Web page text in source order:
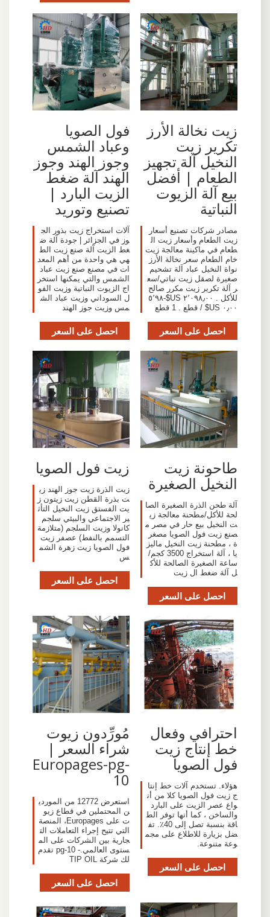
زيت نخالة الأرز
تكرير زيت
النخيل آلة تجهيز
الطعام | أفضل
بيع آلة الزيوت
النباتية
مصادر شركات تصنيع أسعار
زيت الطعام وأسعار زيت ال
طعام في ماكينة معالجة زيت
خام الطعام سعر نخالة الأرز
نواة النخيل عباد آلة تشحيم
صغيرة لصقل زيت نباتي/سع
ر آلة تكرير زيت مكرر صالح
للأكل . ٢٬٠٩٨٫٠٠ US$-٥٬٩٨
٠٫٠٠ US$ / قطع . 1 قطع
احصل على السعر
فول الصويا
وعباد الشمس
وجوز الهند وجوز
الهند آلة ضغط
الزيت البارد |
تصنيع وتوريد
آلات استخراج زيت بذور الج
وز في الجزائر | جودة آلة ض
غط الزيت آلة صنع زيت الط
هي هي واحدة من أهم المعد
ات في مصنع صنع زيت عباد
الشمس والتي يمكنها استخر
اج الزيوت النباتية وزيت الفو
ل السوداني وزيت عباد الش
مس وزيت جوز الهند
احصل على السعر
طاحونة زيت
النخيل الصغيرة
آلة طحن الذرة الصغيرة الصا
لحة للأكل/مطحنة معالجة زي
ت النخيل بيع حار في مصر م
صنع زيت فول الصويا مصغر
ة ، مطحنة زيت النخيل ماليز
يا ، آلة استخراج 3500 كجم/
ساعة الصغيرة الصالحة للأك
ل آلة ضغط ال زيت
احصل على السعر
زيت فول الصويا
زيت الذرة زيت جوز الهند زي
ت بذرة القطن زيت زيتون ز
يت الفستق زيت النخيل التأث
ير الاجتماعي والبيئي سلجم
كانولا وزيت السلجم (متلازمة
التسمم بالنفط) عصفر زيت
فول الصويا زيت زهرة الشم
س
احصل على السعر
احترافي وفعال
خط إنتاج زيت
فول الصويا
هؤلاء. تستخدم آلات خط إنتا
ج زيت فول الصويا كلا من أن
واع عصر الزيت على البارد
والساخن ، كما أنها توفر الط
اقة بنسبة تصل إلى 40٪. تف
ضل بزيارة للاطلاع على مجم
وعة متنوعة.
احصل على السعر
مُورِّدون زيوت
شراء السعر |
Europages-pg-
10
استعرض 12772 من الموردي
ن المحتملين في قطاع زيو
ت على Europages، المنصة
التي تتيح إجراء التعاملات الت
جارية بين الشركات على الم
ستوى العالمي.- pg-10 تقدم
لك شركة TIP OIL
احصل على السعر